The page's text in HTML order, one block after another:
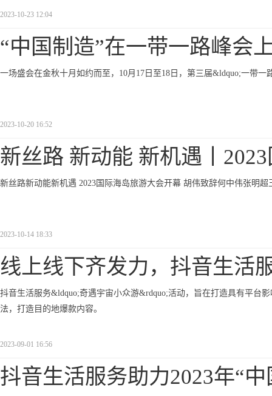
2023-10-23 12:04
“中国制造”在一带一路峰会
一场盛会在金秋十月如约而至，10月17日至18日，第三届&ldquo;一带
2023-10-20 16:52
新丝路 新动能 新机遇丨
新丝路新动能新机遇 2023国际海岛旅游大会开幕 胡伟致辞何中伟张明
2023-10-14 18:33
线上线下齐发力，抖音生活
抖音生活服务&ldquo;奇遇宇宙小众游&rdquo;活动，旨在打造具有平台
法，打造目的地爆款内容。
2023-09-01 16:56
抖音生活服务助力2023年“中